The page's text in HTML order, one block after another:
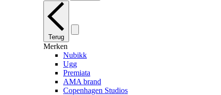
Terug
Merken
Nubikk
Ugg
Premiata
AMA brand
Copenhagen Studios